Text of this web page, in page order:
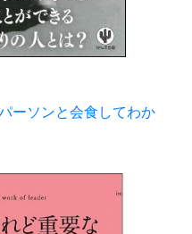
ソンと会食してわか